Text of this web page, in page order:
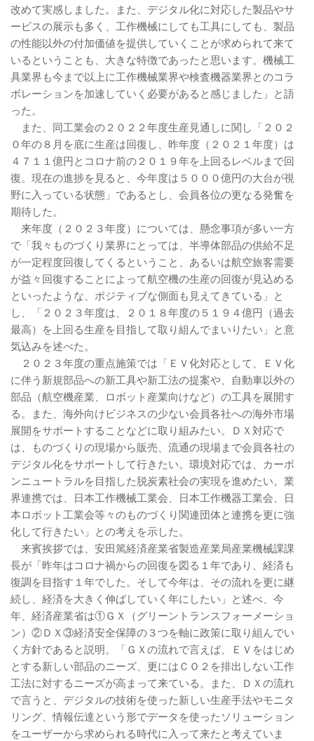
改めて実感しました。また、デジタル化に対応した製品やサ
ービスの展示も多く、工作機械にしても工具にしても、製品
の性能以外の付加価値を提供していくことが求められて来て
いるということも、大きな特徴であったと思います。機械工
具業界も今まで以上に工作機械業界や検査機器業界とのコラ
ボレーションを加速していく必要があると感じました」と語
った。
また、同工業会の２０２２年度生産見通しに関し「２０２
０年の８月を底に生産は回復し、昨年度（２０２１年度）は
４７１１億円とコロナ前の２０１９年を上回るレベルまで回
復。現在の進捗を見ると、今年度は５０００億円の大台が視
野に入っている状態」であるとし、会員各位の更なる発奮を
期待した。
来年度（２０２３年度）については、懸念事項が多い一方
で「我々ものづくり業界にとっては、半導体部品の供給不足
が一定程度回復してくるということ、あるいは航空旅客需要
が益々回復することによって航空機の生産の回復が見込める
といったような、ポジティブな側面も見えてきている」と
し、「２０２３年度は、２０１８年度の５１９４億円（過去
最高）を上回る生産を目指して取り組んでまいりたい」と意
気込みを述べた。
２０２３年度の重点施策では「ＥＶ化対応として、ＥＶ化
に伴う新規部品への新工具や新工法の提案や、自動車以外の
部品（航空機産業、ロボット産業向けなど）の工具を展開す
る。また、海外向けビジネスの少ない会員各社への海外市場
展開をサポートすることなどに取り組みたい。ＤＸ対応で
は、ものづくりの現場から販売、流通の現場まで会員各社の
デジタル化をサポートして行きたい。環境対応では、カーボ
ンニュートラルを目指した脱炭素社会の実現を進めたい。業
界連携では、日本工作機械工業会、日本工作機器工業会、日
本ロボット工業会等々のものづくり関連団体と連携を更に強
化して行きたい」との考えを示した。
来賓挨拶では、安田篤経済産業省製造産業局産業機械課課
長が「昨年はコロナ禍からの回復を図る１年であり、経済も
復調を目指す１年でした。そして今年は、その流れを更に継
続し、経済を大きく伸ばしていく年にしたい」と述べ、今
年、経済産業省は①ＧＸ（グリーントランスフォーメーショ
ン）②ＤＸ③経済安全保障の３つを軸に政策に取り組んでい
く方針であると説明。「ＧＸの流れで言えば、ＥＶをはじめ
とする新しい部品のニーズ、更にはＣＯ２を排出しない工作
工法に対するニーズが高まって来ている。また、ＤＸの流れ
で言うと、デジタルの技術を使った新しい生産手法やモニタ
リング、情報伝達という形でデータを使ったソリューション
をユーザーから求められる時代に入って来たと考えていま